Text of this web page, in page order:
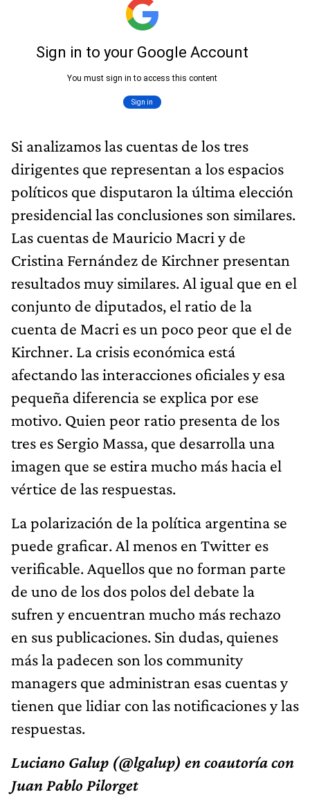
Si analizamos las cuentas de los tres
dirigentes que representan a los espacios
políticos que disputaron la última elección
presidencial las conclusiones son similares.
Las cuentas de Mauricio Macri y de
Cristina Fernández de Kirchner presentan
resultados muy similares. Al igual que en el
conjunto de diputados, el ratio de la
cuenta de Macri es un poco peor que el de
Kirchner. La crisis económica está
afectando las interacciones oficiales y esa
pequeña diferencia se explica por ese
motivo. Quien peor ratio presenta de los
tres es Sergio Massa, que desarrolla una
imagen que se estira mucho más hacia el
vértice de las respuestas.
La polarización de la política argentina se
puede graficar. Al menos en Twitter es
verificable. Aquellos que no forman parte
de uno de los dos polos del debate la
sufren y encuentran mucho más rechazo
en sus publicaciones. Sin dudas, quienes
más la padecen son los community
managers que administran esas cuentas y
tienen que lidiar con las notificaciones y las
respuestas.
Luciano Galup (@lgalup) en coautoría con
Juan Pablo Pilorget